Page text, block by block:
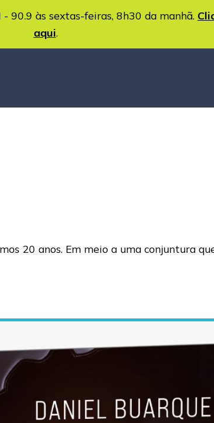
90.9 às sextas-feiras, 8h30 da manhã.
aqui.
20 anos. Em meio a uma conjuntura